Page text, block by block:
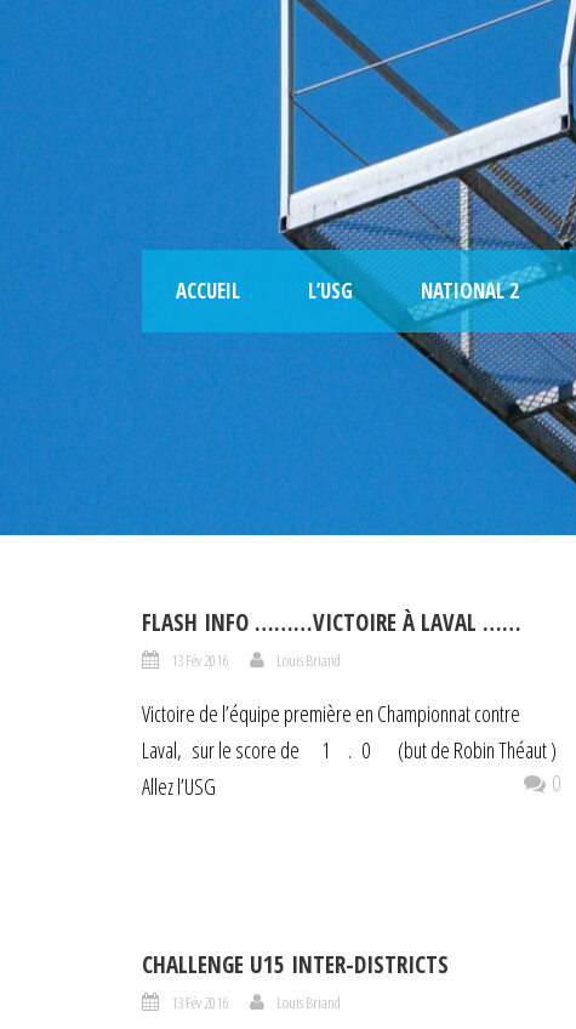
ACCUEIL L’USG NATIONAL 2
FLASH INFO ………VICTOIRE À LAVAL ……
13 Fév 2016 Louis Briand
Victoire de l’équipe première en Championnat contre
Laval, sur le score de 1 . 0 (but de Robin Théaut )
Allez l’USG
0
CHALLENGE U15 INTER-DISTRICTS
13 Fév 2016 Louis Briand